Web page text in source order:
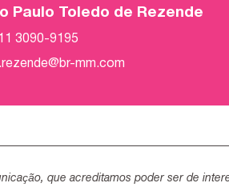
Paulo Toledo de Rezende
3090-9195
mm.com
que acreditamos poder ser de